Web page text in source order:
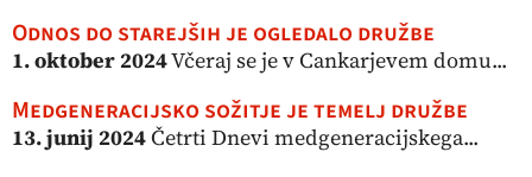
Odnos do starejših je ogledalo družbe
1. oktober 2024Včeraj se je v Cankarjevem domu...
Medgeneracijsko sožitje je temelj družbe
13. junij 2024Četrti Dnevi medgeneracijskega...